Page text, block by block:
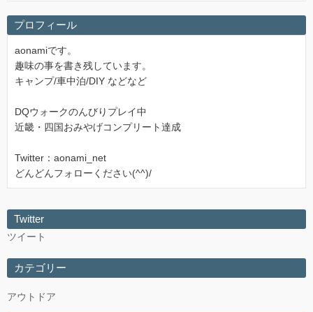
プロフィール
aonamiです。
趣味の事を書き残しています。
キャンプ/車中泊/DIY などなど
DQウォークのんびりプレイ中
近畿・四国おみやげコンプリート達成
Twitter：aonami_net
どんどんフォローください(^^)/
Twitter
ツイート
カテゴリー
アウトドア